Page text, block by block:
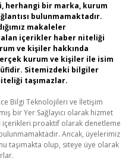
herhangi bir marka, kurum
bulunmamaktadır.
makaleler
alan içerikler haber niteliği
ve kişiler hakkında
kurum ve kişiler ile isim
Sitemizdeki bilgiler
taşımazlar.
Bilgi Teknolojileri ve İletişim
bir Yer Sağlayıcı olarak hizmet
proaktif olarak denetleme
Ancak, üyelerimiz
taşımakta olup, siteye üye olarak